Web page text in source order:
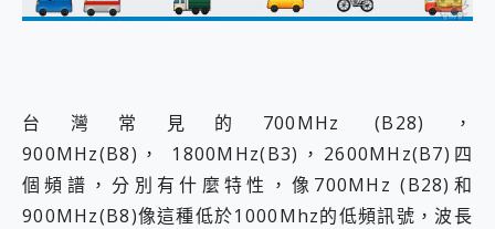
台灣常見的700MHz (B28)，
900MHz(B8)， 1800MHz(B3)，2600MHz(B7)四
個頻譜，分別有什麼特性，像700MHz (B28)和
900MHz(B8)像這種低於1000Mhz的低頻訊號，波長